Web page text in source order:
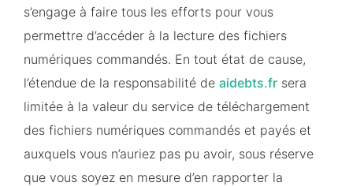
s’engage à faire tous les efforts pour vous
permettre d’accéder à la lecture des fichiers
numériques commandés. En tout état de cause,
l’étendue de la responsabilité de aidebts.fr sera
limitée à la valeur du service de téléchargement
des fichiers numériques commandés et payés et
auxquels vous n’auriez pas pu avoir, sous réserve
que vous soyez en mesure d’en rapporter la